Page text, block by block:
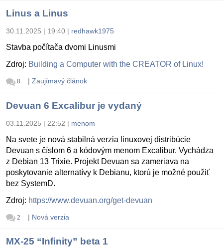
Linus a Linus
30.11.2025 | 19:40 | redhawk1975
Stavba počítača dvomi Linusmi
Zdroj: Building a Computer with the CREATOR of Linux!
8 | Zaujímavý článok
Devuan 6 Excalibur je vydaný
03.11.2025 | 22:52 | menom
Na svete je nová stabilná verzia linuxovej distribúcie
Devuan s číslom 6 a kódovým menom Excalibur. Vychádza
z Debian 13 Trixie. Projekt Devuan sa zameriava na
poskytovanie alternatívy k Debianu, ktorú je možné použiť
bez SystemD.
Zdroj: https://www.devuan.org/get-devuan
2 | Nová verzia
MX-25 “Infinity” beta 1